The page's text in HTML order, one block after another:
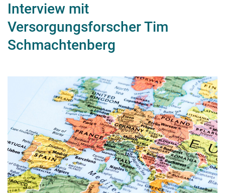
Interview mit
Versorgungsforscher Tim
Schmachtenberg